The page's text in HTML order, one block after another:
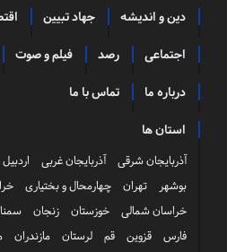
دین و اندیشه جهاد تبیین
اجتماعی رصد فیلم و صوت
درباره ما تماس با ما
استان ها
آذربایجان شرقی آذربایجان غربی اردبیل
بوشهر
تهران چهارمحال و بختیاری
خراسان شمالی
خوزستان زنجان
فارس
قزوین قم لرستان مازندران